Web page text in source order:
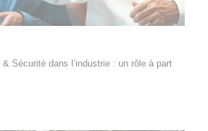
Sécurité dans l’industrie : un rôle à part